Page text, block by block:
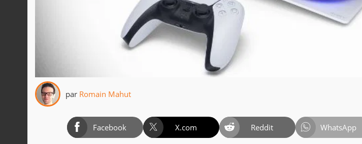
par Romain Mahut
Facebook X.com Reddit WhatsApp